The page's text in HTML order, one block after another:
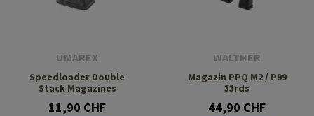
UMAREX
Speedloader Double
Stack Magazines
11,90 CHF
WALTHER
Magazin PPQ M2 / P99
33rds
44,90 CHF